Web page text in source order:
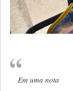
Em uma nota